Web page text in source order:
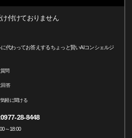
付けておりません
代わってお答えするちょっと賢いAIコンシェルジ
問
回答
軽に聞ける
28-8448
～18:00